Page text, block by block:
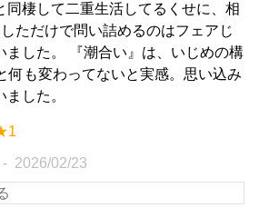
同棲して二重生活してるくせに、相
ただけで問い詰めるのはフェアじ
ました。 『潮合い』は、いじめの構
何も変わってないと実感。思い込み
した。
2026/02/23